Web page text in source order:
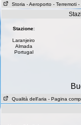
Storia - Aeroporto - Terremoti -
Stazione:
Laranjeiro
Almada
Portugal
Qualità dell'aria - Pagina